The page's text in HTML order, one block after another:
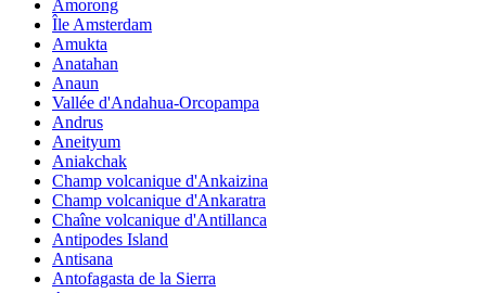
Amorong
Île Amsterdam
Amukta
Anatahan
Anaun
Vallée d'Andahua-Orcopampa
Andrus
Aneityum
Aniakchak
Champ volcanique d'Ankaizina
Champ volcanique d'Ankaratra
Chaîne volcanique d'Antillanca
Antipodes Island
Antisana
Antofagasta de la Sierra